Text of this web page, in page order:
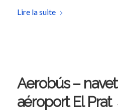
Lire la suite
Aerobús –
aéroport El